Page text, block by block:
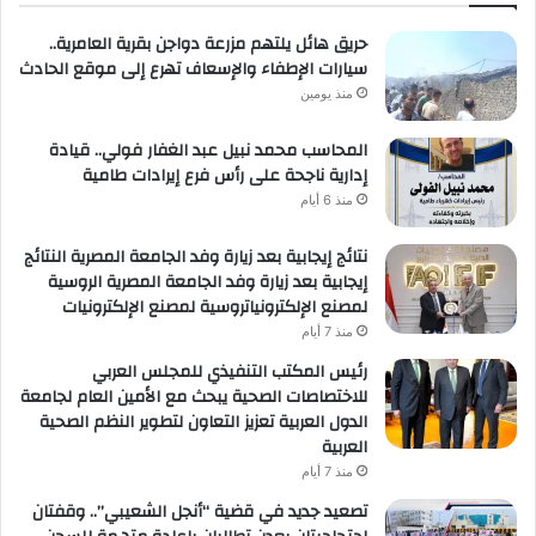
حريق هائل يلتهم مزرعة دواجن بقرية العامرية..
سيارات الإطفاء والإسعاف تهرع إلى موقع الحادث
منذ يومين
المحاسب محمد نبيل عبد الغفار فولي.. قيادة
إدارية ناجحة على رأس فرع إيرادات طامية
منذ 6 أيام
نتائج إيجابية بعد زيارة وفد الجامعة المصرية النتائج
إيجابية بعد زيارة وفد الجامعة المصرية الروسية
لمصنع الإلكترونياتروسية لمصنع الإلكترونيات
منذ 7 أيام
رئيس المكتب التنفيذي للمجلس العربي
للاختصاصات الصحية يبحث مع الأمين العام لجامعة
الدول العربية تعزيز التعاون لتطوير النظم الصحية
العربية
منذ 7 أيام
تصعيد جديد في قضية “أنجل الشعيبي”.. وقفتان